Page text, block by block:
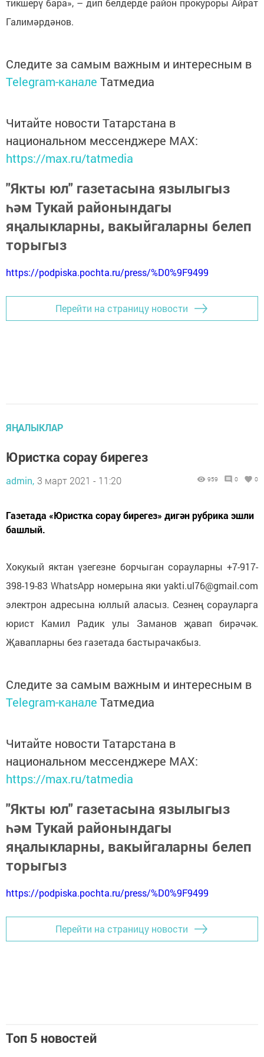
тикшерү бара», – дип белдерде район прокуроры Айрат
Галимәрдәнов.
Следите за самым важным и интересным в
Telegram-канале Татмедиа
Читайте новости Татарстана в
национальном мессенджере MАХ:
https://max.ru/tatmedia
"Якты юл" газетасына язылыгыз
һәм Тукай районындагы
яңалыкларны, вакыйгаларны белеп
торыгыз
https://podpiska.pochta.ru/press/%D0%9F9499
Перейти на страницу новости
ЯҢАЛЫКЛАР
Юристка сорау бирегез
admin, 3 март 2021 - 11:20 959 0 0
Газетада «Юристка сорау бирегез» дигән рубрика эшли
башлый.
Хокукый яктан үзегезне борчыган сорауларны +7-917-
398-19-83 WhatsApp номерына яки yakti.ul76@gmail.com
электрон адресына юллый аласыз. Сезнең сорауларга
юрист Камил Радик улы Заманов җавап бирәчәк.
Җавапларны без газетада бастырачакбыз.
Следите за самым важным и интересным в
Telegram-канале Татмедиа
Читайте новости Татарстана в
национальном мессенджере MАХ:
https://max.ru/tatmedia
"Якты юл" газетасына язылыгыз
һәм Тукай районындагы
яңалыкларны, вакыйгаларны белеп
торыгыз
https://podpiska.pochta.ru/press/%D0%9F9499
Перейти на страницу новости
Топ 5 новостей